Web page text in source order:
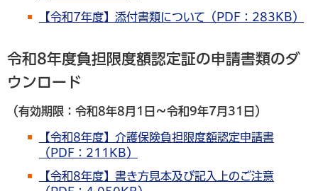
【令和7年度】添付書類について（PDF：283KB）
令和8年度負担限度額認定証の申請書類のダ
ウンロード
（有効期限：令和8年8月1日～令和9年7月31日）
【令和8年度】介護保険負担限度額認定申請書
（PDF：211KB）
【令和8年度】書き方見本及び記入上のご注意